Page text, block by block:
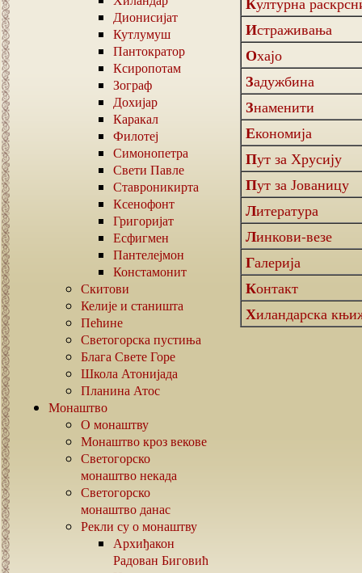
Дионисијат
Кутлумуш
Пантократор
Ксиропотам
Зограф
Дохијар
Каракал
Филотеј
Симонопетра
Свети Павле
Ставроникирта
Ксенофонт
Григоријат
Есфигмен
Пантелејмон
Констамонит
Скитови
Келије и станишта
Пећине
Светогорска пустиња
Блага Свете Горе
Школа Атонијада
Планина Атос
Монаштво
О монаштву
Монаштво кроз векове
Светогорско
монаштво некада
Светогорско
монаштво данас
Рекли су о монаштву
Архиђакон
Радован Биговић
Истраживања
Охајо
Задужбина
Знаменити
Економија
Пут за Хрусију
Пут за Јованицу
Литература
Линкови-везе
Галерија
Контакт
Хиландарска